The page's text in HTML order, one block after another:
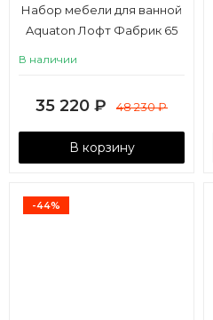
Набор мебели для ванной
Aquaton Лофт Фабрик 65
В наличии
35 220 ₽ 48 230₽
В корзину
-44%